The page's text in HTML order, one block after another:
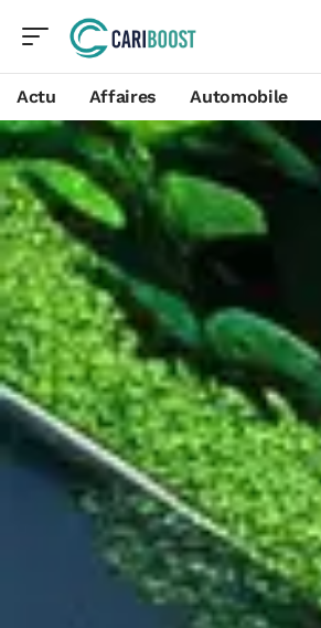
Actu Affaires Automobile